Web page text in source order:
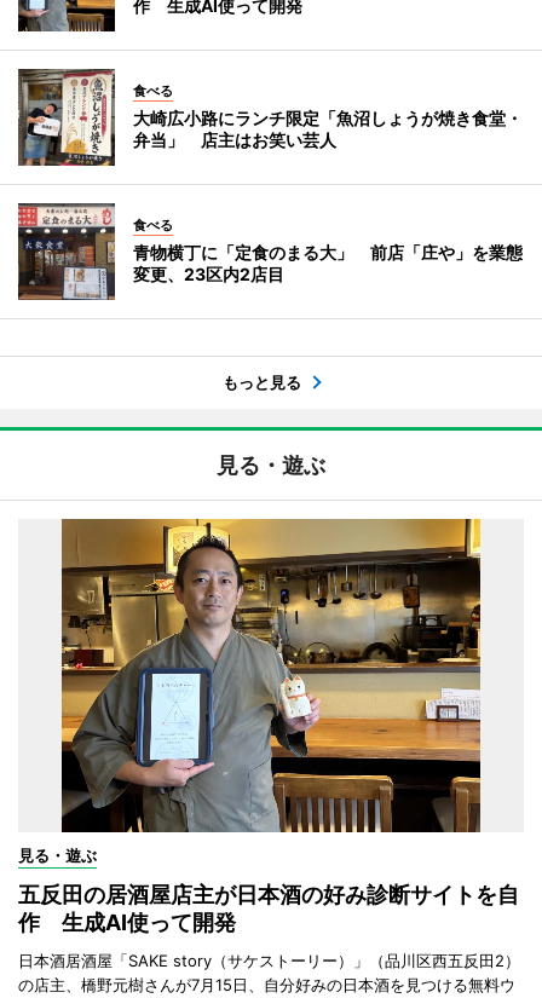
作 生成AI使って開発
食べる
大崎広小路にランチ限定「魚沼しょうが焼き食堂・
弁当」 店主はお笑い芸人
食べる
青物横丁に「定食のまる大」 前店「庄や」を業態
変更、23区内2店目
もっと見る
見る・遊ぶ
見る・遊ぶ
五反田の居酒屋店主が日本酒の好み診断サイトを自
作 生成AI使って開発
日本酒居酒屋「SAKE story（サケストーリー）」（品川区西五反田2）
の店主、橋野元樹さんが7月15日、自分好みの日本酒を見つける無料ウ